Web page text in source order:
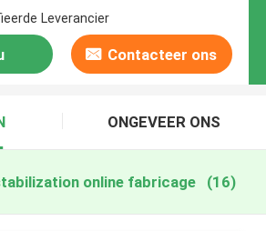
Leverancier
Contacteer ons
ONGEVEER ONS
online fabricage (16)